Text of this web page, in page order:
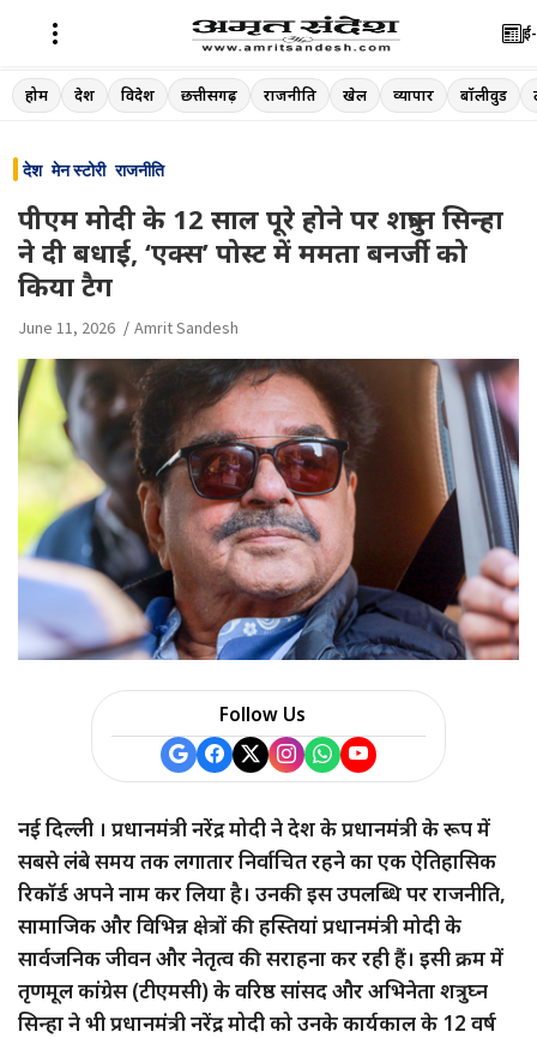
Skip
to
होम देश विदेश छत्तीसगढ़ राजनीति खेल व्यापार बॉलीवुड
देश मेन स्टोरी राजनीति
पीएम मोदी के 12 साल पूरे होने पर शत्रुघ्न सिन्हा
ने दी बधाई, ‘एक्स’ पोस्ट में ममता बनर्जी को
किया टैग
June 11, 2026 Amrit Sandesh
Follow Us
नई दिल्ली । प्रधानमंत्री नरेंद्र मोदी ने देश के प्रधानमंत्री के रूप में
सबसे लंबे समय तक लगातार निर्वाचित रहने का एक ऐतिहासिक
रिकॉर्ड अपने नाम कर लिया है। उनकी इस उपलब्धि पर राजनीति,
सामाजिक और विभिन्न क्षेत्रों की हस्तियां प्रधानमंत्री मोदी के
सार्वजनिक जीवन और नेतृत्व की सराहना कर रही हैं। इसी क्रम में
तृणमूल कांग्रेस (टीएमसी) के वरिष्ठ सांसद और अभिनेता शत्रुघ्न
सिन्हा ने भी प्रधानमंत्री नरेंद्र मोदी को उनके कार्यकाल के 12 वर्ष